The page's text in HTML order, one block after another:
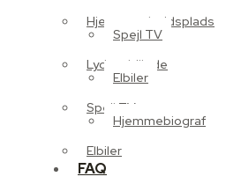
Spejl TV
Elbiler
Hjemmebiograf
FAQ
Hjemmearbejdsplads
Lyd og billede
Spejl TV
Elbiler